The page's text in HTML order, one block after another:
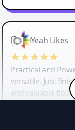
Yeah Likes
Practical and
versatile. Just
and valuable tips